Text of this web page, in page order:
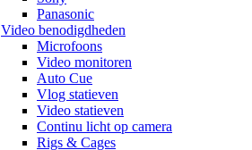
Panasonic
Video benodigdheden
Microfoons
Video monitoren
Auto Cue
Vlog statieven
Video statieven
Continu licht op camera
Rigs & Cages